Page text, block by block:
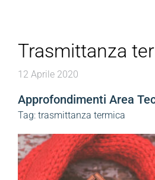
Trasmittanza
12 Aprile 2020
Approfondimenti Area
Tag: trasmittanza termica